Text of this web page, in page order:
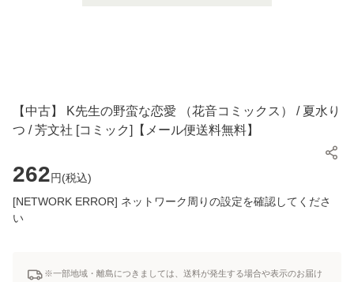
【中古】 K先生の野蛮な恋愛 （花音コミックス） / 夏水り
つ / 芳文社 [コミック]【メール便送料無料】
262円(税込)
[NETWORK ERROR] ネットワーク周りの設定を確認してくださ
い
※一部地域・離島につきましては、送料が発生する場合や表示のお届け